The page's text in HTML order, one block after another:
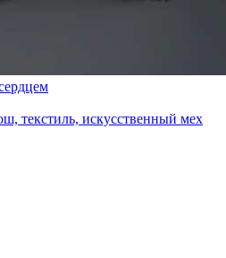
текстиль, искусственный мех